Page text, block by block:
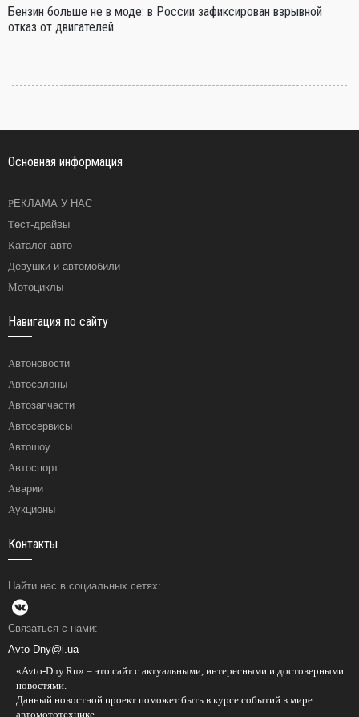
Бензин больше не в моде: в России зафиксирован взрывной
отказ от двигателей
Основная информация
РЕКЛАМА У НАС
Тест-драйвы
Каталог авто
Девушки и автомобили
Мотоциклы
Навигация по сайту
Автоновости
Автосалоны
Автозапчасти
Автосервисы
Автошоу
Автоспорт
Аварии
Аукционы
Контакты
Найти нас в социальных сетях:
Связаться с нами:
Avto-Dny@i.ua
«Avto-Dny.Ru» – это сайт с актуальными, интересными и достоверными
новостями.
Данный новостной проект поможет быть в курсе событий в мире
автомототехнике.